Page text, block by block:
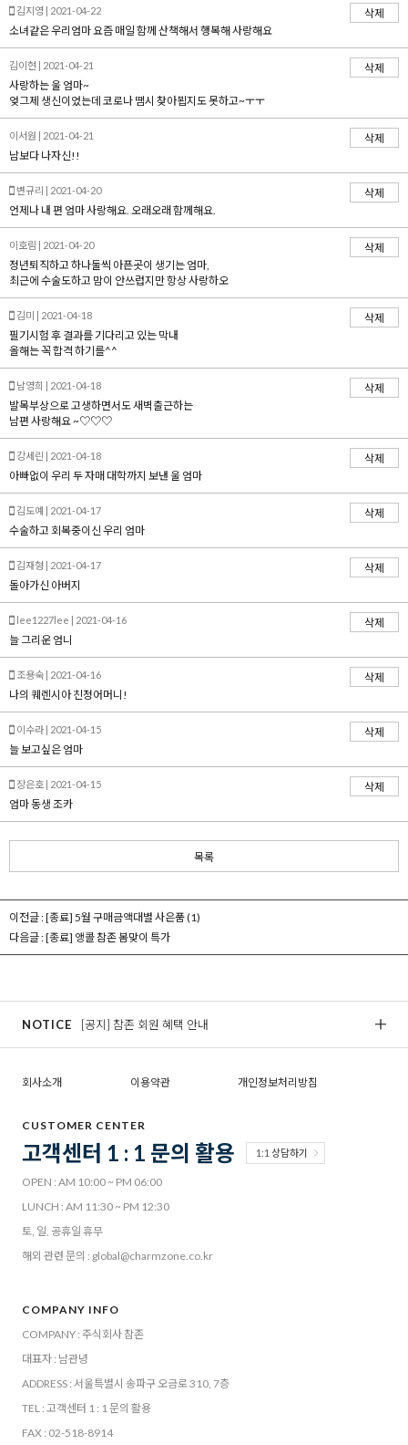
김지영 | 2021-04-22
삭제
소녀같은 우리엄마 요즘 매일 함께 산책해서 행복해 사랑해요
김이현 | 2021-04-21
삭제
사랑하는 울 엄마~
엊그제 생신이었는데 코로나 땜시 찾아뵙지도 못하고~ㅜㅜ
이서원 | 2021-04-21
삭제
남보다 나자신!!
변규리 | 2021-04-20
삭제
언제나 내 편 엄마 사랑해요. 오래오래 함께해요.
이호림 | 2021-04-20
삭제
정년퇴직하고 하나둘씩 아픈곳이 생기는 엄마,
최근에 수술도하고 맘이 안쓰럽지만 항상 사랑하오
김미 | 2021-04-18
삭제
필기시험 후 결과를 기다리고 있는 막내
올해는 꼭 합격 하기를^^
남영희 | 2021-04-18
삭제
발목부상으로 고생하면서도 새벽출근하는
남편 사랑해요 ~♡♡♡
강세린 | 2021-04-18
삭제
아빠없이 우리 두 자매 대학까지 보낸 울 엄마
김도예 | 2021-04-17
삭제
수술하고 회복중이신 우리 엄마
김재형 | 2021-04-17
삭제
돌아가신 아버지
lee1227lee | 2021-04-16
삭제
늘 그리운 엄니
조용숙 | 2021-04-16
삭제
나의 퀘렌시아 친정어머니!
이수라 | 2021-04-15
삭제
늘 보고싶은 엄마
장은호 | 2021-04-15
삭제
엄마 동생 조카
목록
이전글 :[종료] 5월 구매금액대별 사은품(1)
다음글 :[종료] 앵콜 참존 봄맞이 특가
NOTICE [공지] 참존 회원 혜택 안내
회사소개 이용약관 개인정보처리방침
CUSTOMER CENTER
고객센터 1 : 1 문의 활용 1:1 상담하기
OPEN : AM 10:00 ~ PM 06:00
LUNCH : AM 11:30 ~ PM 12:30
토, 일, 공휴일 휴무
해외 관련 문의 : global@charmzone.co.kr
COMPANY INFO
COMPANY : 주식회사 참존
대표자 : 남관녕
ADDRESS : 서울특별시 송파구 오금로 310, 7층
TEL : 고객센터 1 : 1 문의 활용
FAX : 02-518-8914